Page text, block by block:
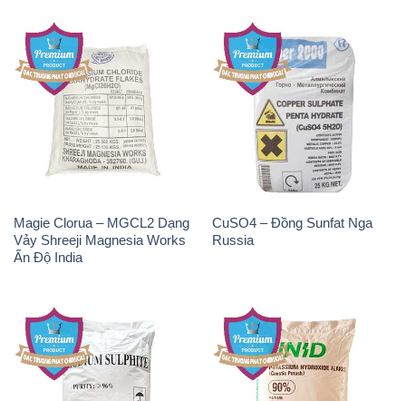
Magie Clorua – MGCL2 Dạng
Vảy Shreeji Magnesia Works
Ấn Độ India
CuSO4 – Đồng Sunfat Nga
Russia